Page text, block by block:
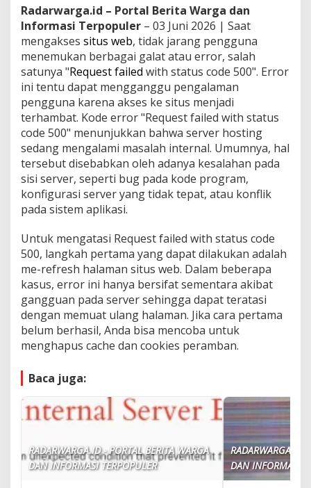
Radarwarga.id – Portal Berita Warga dan
Informasi Terpopuler – 03 Juni 2026 | Saat
mengakses situs web, tidak jarang pengguna
menemukan berbagai galat atau error, salah
satunya "Request failed with status code 500". Error
ini tentu dapat mengganggu pengalaman
pengguna karena akses ke situs menjadi
terhambat. Kode error "Request failed with status
code 500" menunjukkan bahwa server hosting
sedang mengalami masalah internal. Umumnya, hal
tersebut disebabkan oleh adanya kesalahan pada
sisi server, seperti bug pada kode program,
konfigurasi server yang tidak tepat, atau konflik
pada sistem aplikasi.
Untuk mengatasi Request failed with status code
500, langkah pertama yang dapat dilakukan adalah
me-refresh halaman situs web. Dalam beberapa
kasus, error ini hanya bersifat sementara akibat
gangguan pada server sehingga dapat teratasi
dengan memuat ulang halaman. Jika cara pertama
belum berhasil, Anda bisa mencoba untuk
menghapus cache dan cookies peramban.
Baca juga:
RADARWARGA.ID - PORTAL BERITA WARGA
DAN INFORMASI TERPOPULER
RADARWARGA.ID
DAN INFORMASI